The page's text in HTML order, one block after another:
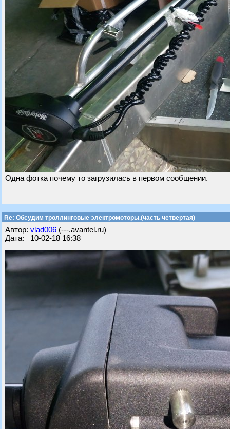
Одна фотка почему то загрузилась в первом сообщении.
Re: Обсудим троллинговые электромоторы.(часть четвертая)
Автор: vlad006 (---.avantel.ru)
Дата: 10-02-18 16:38